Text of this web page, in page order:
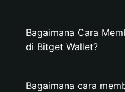
Bagaimana Cara
di Bitget Wallet?
Bagaimana cara